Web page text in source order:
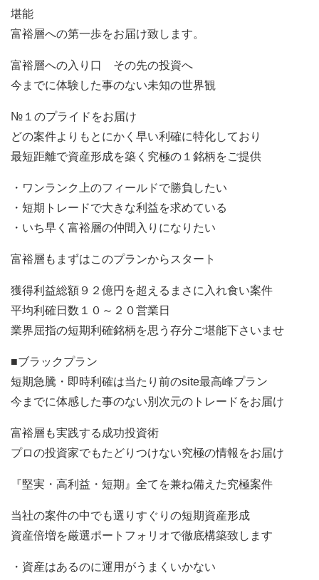
堪能
富裕層への第一歩をお届け致します。
富裕層への入り口 その先の投資へ
今までに体験した事のない未知の世界観
№１のプライドをお届け
どの案件よりもとにかく早い利確に特化しており
最短距離で資産形成を築く究極の１銘柄をご提供
・ワンランク上のフィールドで勝負したい
・短期トレードで大きな利益を求めている
・いち早く富裕層の仲間入りになりたい
富裕層もまずはこのプランからスタート
獲得利益総額９２億円を超えるまさに入れ食い案件
平均利確日数１０～２０営業日
業界屈指の短期利確銘柄を思う存分ご堪能下さいませ
■ブラックプラン
短期急騰・即時利確は当たり前のsite最高峰プラン
今までに体感した事のない別次元のトレードをお届け
富裕層も実践する成功投資術
プロの投資家でもたどりつけない究極の情報をお届け
『堅実・高利益・短期』全てを兼ね備えた究極案件
当社の案件の中でも選りすぐりの短期資産形成
資産倍増を厳選ポートフォリオで徹底構築致します
・資産はあるのに運用がうまくいかない